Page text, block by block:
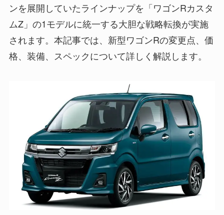
ンを展開していたラインナップを「ワゴンRカスタ
ムZ」の1モデルに統一する大胆な戦略転換が実施
されます。本記事では、新型ワゴンRの変更点、価
格、装備、スペックについて詳しく解説します。